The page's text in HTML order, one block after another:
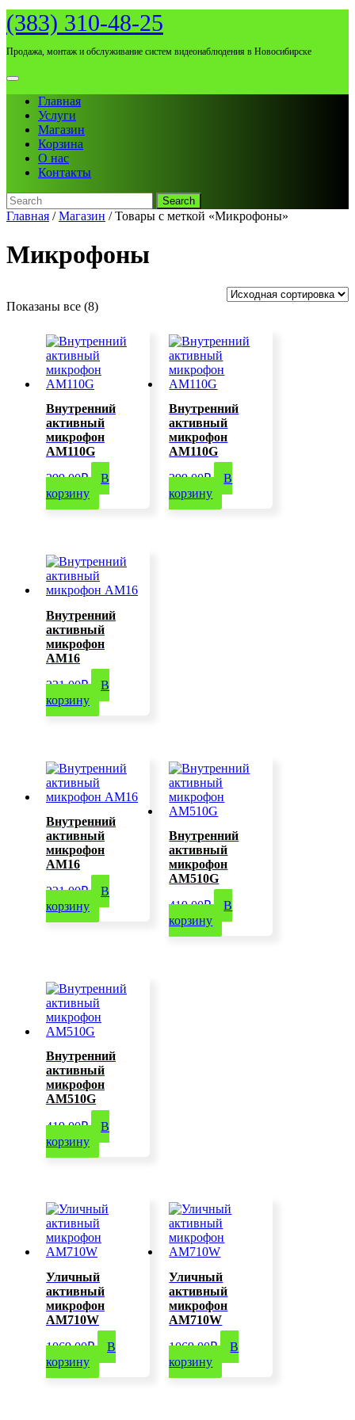
Skip
to
(383) 310-48-25
Продажа, монтаж и обслуживание систем видеонаблюдения в Новосибирске
Open
MenuГлавная
Услуги
Магазин
Корзина
О нас
Контакты
Search
for:
Close
Главная /Магазин / Товары с меткой «Микрофоны»
Микрофоны
Показаны все (8)
Внутренний
активный
микрофон
AM110G
399,00₽
В
корзину
Внутренний
активный
микрофон
AM110G
399,00₽
В
корзину
Внутренний
активный
микрофон
AM16
221,00₽
В
корзину
Внутренний
активный
микрофон
AM16
221,00₽
В
корзину
Внутренний
активный
микрофон
AM510G
419,00₽
В
корзину
Внутренний
активный
микрофон
AM510G
419,00₽
В
корзину
Уличный
активный
микрофон
AM710W
1069,00₽
В
корзину
Уличный
активный
микрофон
AM710W
1069,00₽
В
корзину